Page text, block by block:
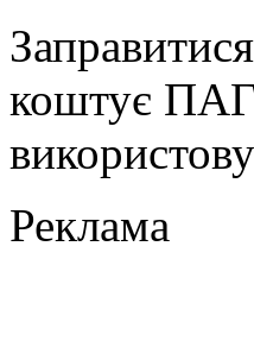
коштує
Реклама